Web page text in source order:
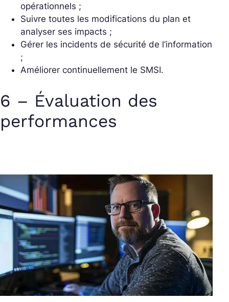
opérationnels ;
Suivre toutes les modifications du plan et
analyser ses impacts ;
Gérer les incidents de sécurité de l’information
;
Améliorer continuellement le SMSI.
6 – Évaluation des
performances